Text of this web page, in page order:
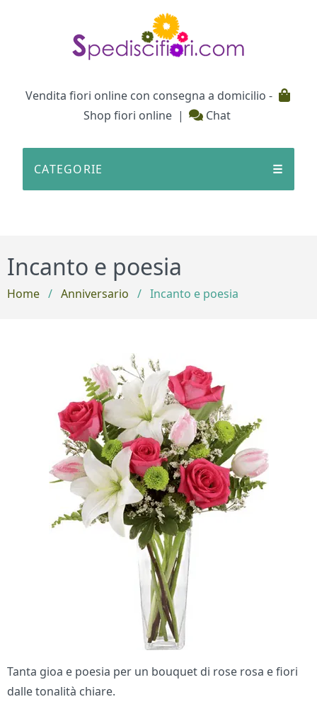
Vendita fiori online con consegna a domicilio -
Shop fiori online | Chat
CATEGORIE ☰
Incanto e poesia
Home / Anniversario / Incanto e poesia
Tanta gioa e poesia per un bouquet di rose rosa e fiori
dalle tonalità chiare.